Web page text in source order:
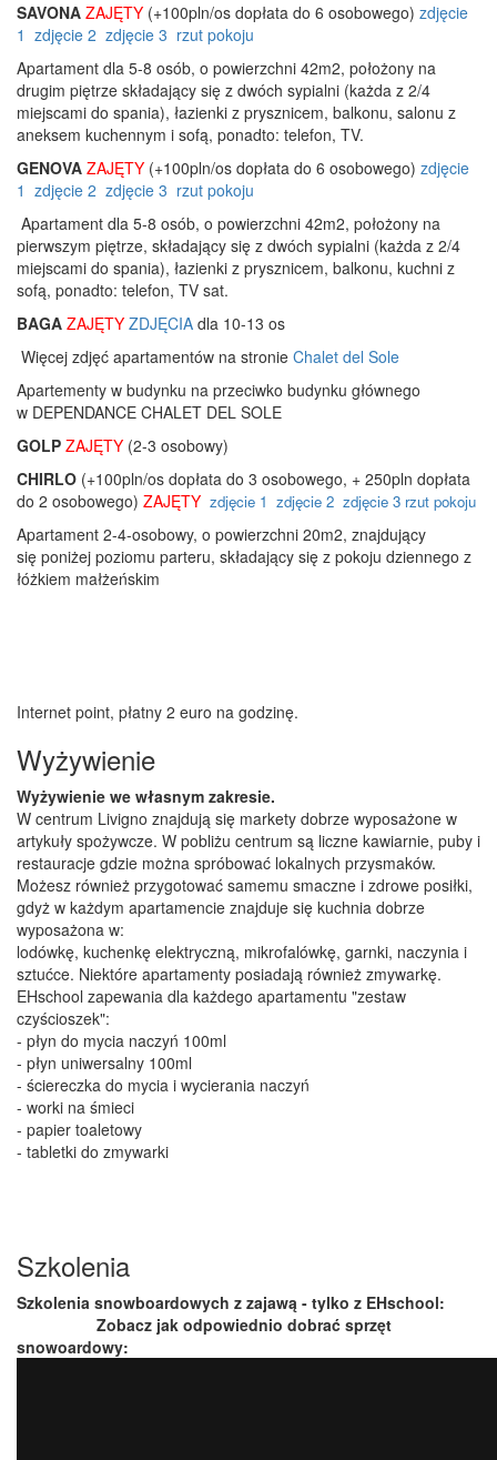
SAVONA ZAJĘTY (+100pln/os dopłata do 6 osobowego) zdjęcie
1 zdjęcie 2 zdjęcie 3 rzut pokoju
Apartament dla 5-8 osób, o powierzchni 42m2, położony na
drugim piętrze składający się z dwóch sypialni (każda z 2/4
miejscami do spania), łazienki z prysznicem, balkonu, salonu z
aneksem kuchennym i sofą, ponadto: telefon, TV.
GENOVA ZAJĘTY (+100pln/os dopłata do 6 osobowego) zdjęcie
1 zdjęcie 2 zdjęcie 3 rzut pokoju
Apartament dla 5-8 osób, o powierzchni 42m2, położony na
pierwszym piętrze, składający się z dwóch sypialni (każda z 2/4
miejscami do spania), łazienki z prysznicem, balkonu, kuchni z
sofą, ponadto: telefon, TV sat.
BAGA ZAJĘTY ZDJĘCIA dla 10-13 os
Więcej zdjęć apartamentów na stronie Chalet del Sole
Apartementy w budynku na przeciwko budynku głównego
w DEPENDANCE CHALET DEL SOLE
GOLP ZAJĘTY (2-3 osobowy)
CHIRLO (+100pln/os dopłata do 3 osobowego, + 250pln dopłata
do 2 osobowego) ZAJĘTY zdjęcie 1 zdjęcie 2 zdjęcie 3 rzut pokoju
Apartament 2-4-osobowy, o powierzchni 20m2, znajdujący
się poniżej poziomu parteru, składający się z pokoju dziennego z
łóżkiem małżeńskim
Internet point, płatny 2 euro na godzinę.
Wyżywienie
Wyżywienie we własnym zakresie.
W centrum Livigno znajdują się markety dobrze wyposażone w
artykuły spożywcze. W pobliżu centrum są liczne kawiarnie, puby i
restauracje gdzie można spróbować lokalnych przysmaków.
Możesz również przygotować samemu smaczne i zdrowe posiłki,
gdyż w każdym apartamencie znajduje się kuchnia dobrze
wyposażona w:
lodówkę, kuchenkę elektryczną, mikrofalówkę, garnki, naczynia i
sztućce. Niektóre apartamenty posiadają również zmywarkę.
EHschool zapewania dla każdego apartamentu "zestaw
czyścioszek":
- płyn do mycia naczyń 100ml
- płyn uniwersalny 100ml
- ściereczka do mycia i wycierania naczyń
- worki na śmieci
- papier toaletowy
- tabletki do zmywarki
Szkolenia
Szkolenia snowboardowych z zajawą - tylko z EHschool:
Zobacz jak odpowiednio dobrać sprzęt
snowoardowy: